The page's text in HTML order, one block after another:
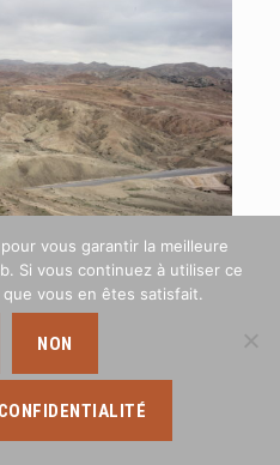
vous garantir la meilleure
Si vous continuez à utiliser ce
vous en êtes satisfait.
NON